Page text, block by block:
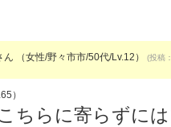
ん （女性/野々市市/50代/Lv.12） (投稿
）
ちらに寄らずに